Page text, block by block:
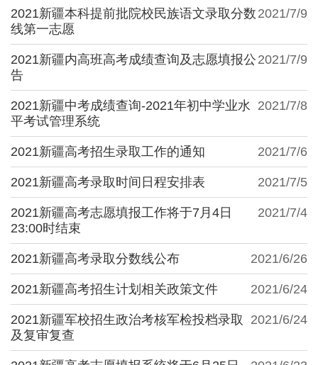
2021/7/9
2021新疆本科提前批院校民族语文录取分数
线第一志愿
2021/7/9
2021新疆内高班高考成绩查询及志愿填报公
告
2021/7/8
2021新疆中考成绩查询-2021年初中学业水
平考试管理系统
2021/7/6
2021新疆高考招生录取工作的通知
2021/7/5
2021新疆高考录取时间日程安排表
2021/7/4
2021新疆高考志愿填报工作将于7月4日
23:00时结束
2021/6/26
2021新疆高考录取分数线公布
2021/6/24
2021新疆高考招生计划相关政策文件
2021/6/24
2021新疆军校招生政治考核军检投档录取
及复审复查